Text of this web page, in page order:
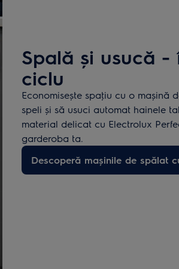
Spală și usucă -
ciclu
Economisește spaţiu cu o mașină
speli și să usuci automat hainele
material delicat cu Electrolux
garderoba ta.
Descoperă mașinile de spălat